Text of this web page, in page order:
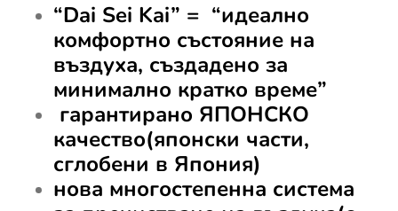
“Dai Sei Kai” = “идеално
комфортно състояние на
въздуха, създадено за
минимално кратко време”
гарантирано ЯПОНСКО
качество(японски части,
сглобени в Япония)
нова многостепенна система